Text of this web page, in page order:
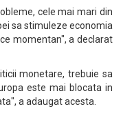
cele mai mari din
sa stimuleze economia
momentan", a declarat
monetare, trebuie sa
este mai blocata in
a adaugat acesta.